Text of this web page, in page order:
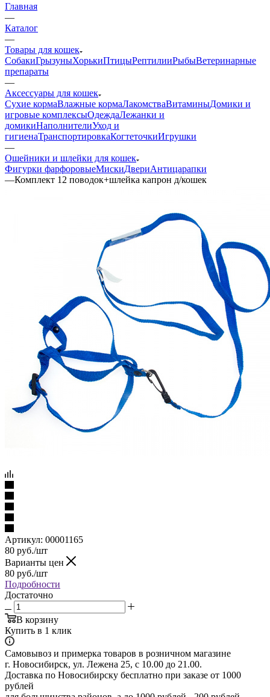
Главная
—
Каталог
—
Товары для кошек
СобакиГрызуныХорькиПтицыРептилииРыбыВетеринарные
препараты
—
Аксессуары для кошек
Сухие кормаВлажные кормаЛакомстваВитаминыДомики и
игровые комплексыОдеждаЛежанки и
домикиНаполнителиУход и
гигиенаТранспортировкаКогтеточкиИгрушки
—
Ошейники и шлейки для кошек
Фигурки фарфоровыеМискиДвериАнтицарапки
—Комплект 12 поводок+шлейка капрон д/кошек
Артикул: 00001165
80 руб./шт
Варианты цен
80 руб./шт
Подробности
Достаточно
В корзину
Купить в 1 клик
Самовывоз и примерка товаров в розничном магазине
г. Новосибирск, ул. Лежена 25, с 10.00 до 21.00.
Доставка по Новосибирску бесплатно при заказе от 1000
рублей